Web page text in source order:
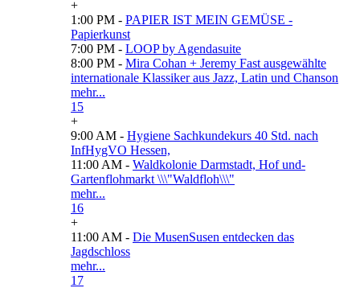
+
1:00 PM - PAPIER IST MEIN GEMÜSE -
Papierkunst
7:00 PM - LOOP by Agendasuite
8:00 PM - Mira Cohan + Jeremy Fast ausgewählte
internationale Klassiker aus Jazz, Latin und Chanson
mehr...
15
+
9:00 AM - Hygiene Sachkundekurs 40 Std. nach
InfHygVO Hessen,
11:00 AM - Waldkolonie Darmstadt, Hof und-
Gartenflohmarkt \\\"Waldfloh\\\"
mehr...
16
+
11:00 AM - Die MusenSusen entdecken das
Jagdschloss
mehr...
17